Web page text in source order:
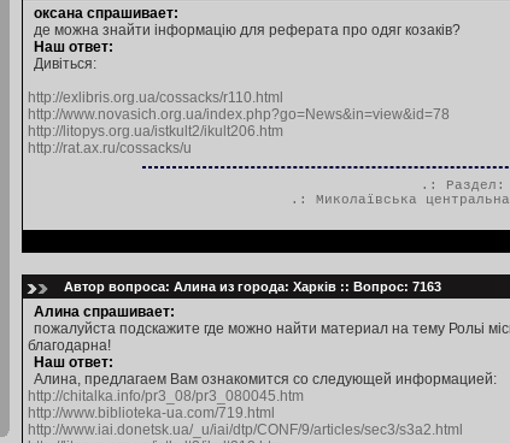
оксана спрашивает:
де можна знайти інформацію для реферата про одяг козаків?
Наш ответ:
Дивіться:
http://exlibris.org.ua/cossacks/r110.html
http://www.novasich.org.ua/index.php?go=News&in=view&id=78
http://litopys.org.ua/istkult2/ikult206.htm
http://rat.ax.ru/cossacks/u
.: Раздел:
.: Миколаївська
Автор вопроса: Алина из города: Харків :: Вопрос: 7163
Алина спрашивает:
пожалуйста подскажите где можно найти материал на тему Рольі
благодарна!
Наш ответ:
Алина, предлагаем Вам ознакомится со следующей информацией:
http://chitalka.info/pr3_08/pr3_080045.htm
http://www.biblioteka-ua.com/719.html
http://www.iai.donetsk.ua/_u/iai/dtp/CONF/9/articles/sec3/s3a2.html